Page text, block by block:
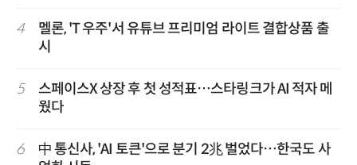
4
멜론, 'T 우주'서 유튜브 프리미엄 라이트 결합상품 출
시
5
스페이스X 상장 후 첫 성적표…스타링크가 AI 적자 메
웠다
6
中 통신사, 'AI 토큰'으로 분기 2兆 벌었다…한국도 사